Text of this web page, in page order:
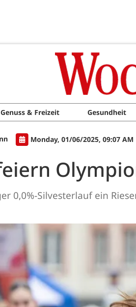
Genuss & Freizeit Gesundheit
Monday, 01/06/2025, 09:07 AM
0,0%-Silvesterlauf ein